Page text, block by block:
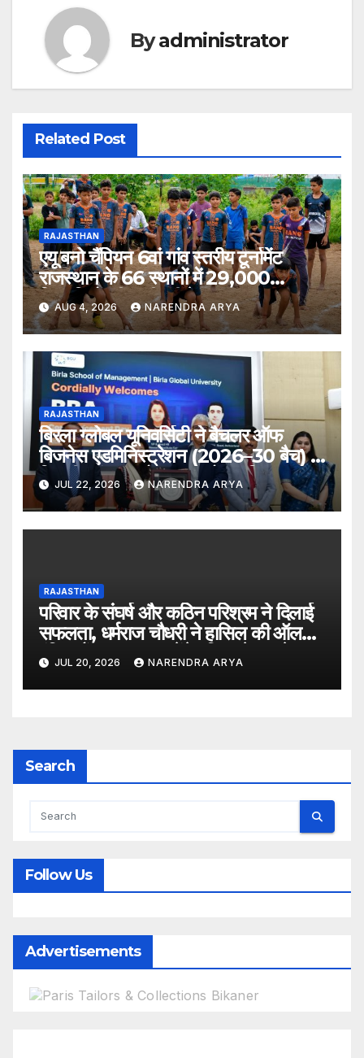
Byadministrator
Related Post
RAJASTHAN
एयू बनो चैंपियन 6वां गांव स्तरीय टूर्नामेंट
राजस्थान के 66 स्थानों में 29,000
खिलाड़ियों की भागीदारी के साथ संपन्न हुआ
AUG 4, 2026 NARENDRA ARYA
RAJASTHAN
बिरला ग्लोबल यूनिवर्सिटी ने बैचलर ऑफ
बिजनेस एडमिनिस्ट्रेशन (2026–30 बैच) के
लिए दीक्षारंभ समारोह का आयोजन किया
JUL 22, 2026 NARENDRA ARYA
RAJASTHAN
परिवार के संघर्ष और कठिन परिश्रम ने दिलाई
सफलता, धर्मराज चौधरी ने हासिल की ऑल
इंडिया रैंक 6400, बनेंगे परिवार के पहले
डॉक्टर
JUL 20, 2026 NARENDRA ARYA
Search
Follow Us
Advertisements